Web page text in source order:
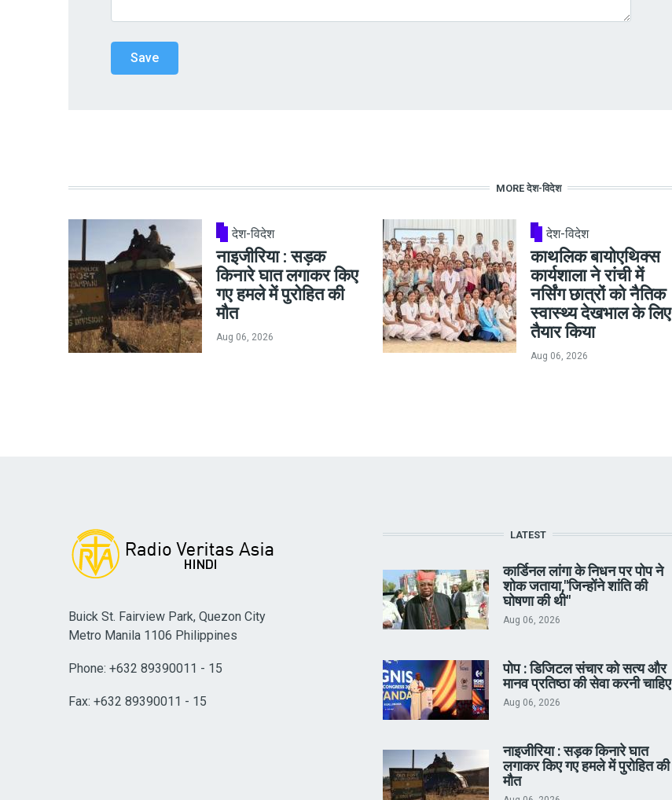
MORE देश-विदेश
देश-विदेश
नाइजीरिया : सड़क
किनारे घात लगाकर किए
गए हमले में पुरोहित की
मौत
Aug 06, 2026
देश-विदेश
काथलिक बायोएथिक्स
कार्यशाला ने रांची में
नर्सिंग छात्रों को नैतिक
स्वास्थ्य देखभाल के लिए
तैयार किया
Aug 06, 2026
Buick St. Fairview Park, Quezon City
Metro Manila 1106 Philippines
Phone: +632 89390011 - 15
Fax: +632 89390011 - 15
LATEST
कार्डिनल लांगा के निधन पर पोप ने
शोक जताया,"जिन्होंने शांति की
घोषणा की थी"
Aug 06, 2026
पोप : डिजिटल संचार को सत्य और
मानव प्रतिष्ठा की सेवा करनी चाहिए
Aug 06, 2026
नाइजीरिया : सड़क किनारे घात
लगाकर किए गए हमले में पुरोहित की
मौत